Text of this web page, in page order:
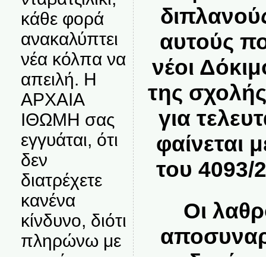
κάθε φορά
ανακαλύπτει
νέα κόλπα να
απειλή. Η
ΑΡΧΑΙΑ
ΙΘΩΜΗ σας
εγγυάται, ότι
δεν
διατρέχετε
κανένα
κίνδυνο, διότι
πληρώνω με
αυτούς
νέοι
της
για
φαίνεται
του 4093/
Οι